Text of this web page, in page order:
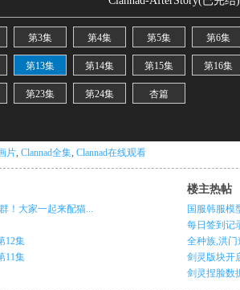
片, Clannad全集, Clannad在线观看
！大家一起来配猫...
12集
11集
楼主热帖
国服韩服模
每日签到记
全种族,洪门
剑灵版块开
剑灵捏脸数